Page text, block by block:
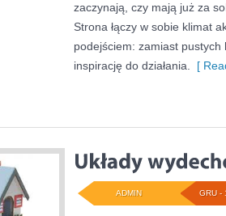
zaczynają, czy mają już za
Strona łączy w sobie klimat
podejściem: zamiast pustych
inspirację do działania.
[
GRU -
ADMIN